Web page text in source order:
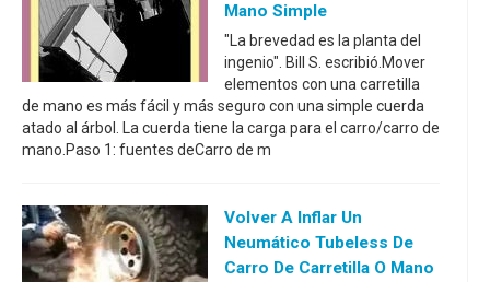
Mano Simple
"La brevedad es la planta del
ingenio". Bill S. escribió.Mover
elementos con una carretilla
de mano es más fácil y más seguro con una simple cuerda
atado al árbol. La cuerda tiene la carga para el carro/carro de
mano.Paso 1: fuentes deCarro de m
Volver A Inflar Un
Neumático Tubeless De
Carro De Carretilla O Mano